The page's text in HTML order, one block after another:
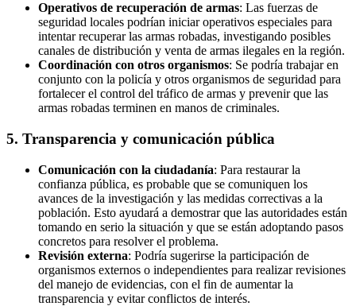
Operativos de recuperación de armas: Las fuerzas de
seguridad locales podrían iniciar operativos especiales para
intentar recuperar las armas robadas, investigando posibles
canales de distribución y venta de armas ilegales en la región.
Coordinación con otros organismos: Se podría trabajar en
conjunto con la policía y otros organismos de seguridad para
fortalecer el control del tráfico de armas y prevenir que las
armas robadas terminen en manos de criminales.
5. Transparencia y comunicación pública
Comunicación con la ciudadanía: Para restaurar la
confianza pública, es probable que se comuniquen los
avances de la investigación y las medidas correctivas a la
población. Esto ayudará a demostrar que las autoridades están
tomando en serio la situación y que se están adoptando pasos
concretos para resolver el problema.
Revisión externa: Podría sugerirse la participación de
organismos externos o independientes para realizar revisiones
del manejo de evidencias, con el fin de aumentar la
transparencia y evitar conflictos de interés.